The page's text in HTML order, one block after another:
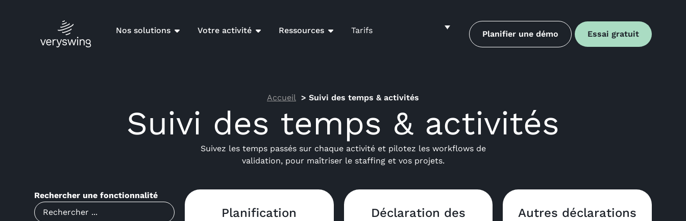
Nos solutions Votre activité Ressources Tarifs Planifier une démo Essai gratuit
Accueil Suivi des temps & activités
Suivi des temps & activités
Suivez les temps passés sur chaque activité et pilotez les workflows de
validation, pour maîtriser le staffing et vos projets.
Rechercher une fonctionnalité
Planification
Déclaration des
Autres déclarations